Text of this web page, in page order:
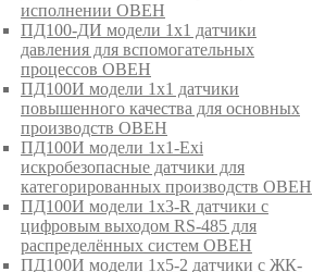
исполнении ОВЕН
ПД100-ДИ модели 1х1 датчики
давления для вспомогательных
процессов ОВЕН
ПД100И модели 1х1 датчики
повышенного качества для основных
производств ОВЕН
ПД100И модели 1х1-Exi
искробезопасные датчики для
категорированных производств ОВЕН
ПД100И модели 1х3-R датчики с
цифровым выходом RS-485 для
распределённых систем ОВЕН
ПД100И модели 1х5-2 датчики с ЖК-